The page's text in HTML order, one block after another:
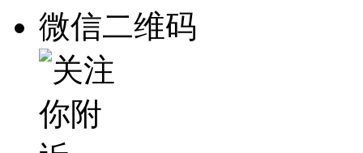
微信二维码